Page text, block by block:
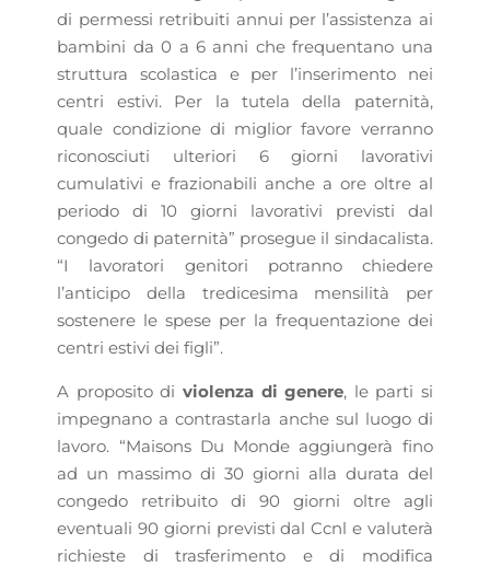
di permessi retribuiti annui per l’assistenza ai
bambini da 0 a 6 anni che frequentano una
struttura scolastica e per l’inserimento nei
centri estivi. Per la tutela della paternità,
quale condizione di miglior favore verranno
riconosciuti ulteriori 6 giorni lavorativi
cumulativi e frazionabili anche a ore oltre al
periodo di 10 giorni lavorativi previsti dal
congedo di paternità” prosegue il sindacalista.
“I lavoratori genitori potranno chiedere
l’anticipo della tredicesima mensilità per
sostenere le spese per la frequentazione dei
centri estivi dei figli”.
A proposito di violenza di genere, le parti si
impegnano a contrastarla anche sul luogo di
lavoro. “Maisons Du Monde aggiungerà fino
ad un massimo di 30 giorni alla durata del
congedo retribuito di 90 giorni oltre agli
eventuali 90 giorni previsti dal Ccnl e valuterà
richieste di trasferimento e di modifica